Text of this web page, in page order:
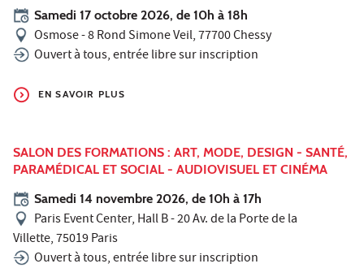
Samedi 17 octobre 2026, de 10h à 18h
Osmose - 8 Rond Simone Veil, 77700 Chessy
Ouvert à tous, entrée libre sur inscription
EN SAVOIR PLUS
SALON DES FORMATIONS : ART, MODE, DESIGN - SANTÉ,
PARAMÉDICAL ET SOCIAL - AUDIOVISUEL ET CINÉMA
Samedi 14 novembre 2026, de 10h à 17h
Paris Event Center, Hall B - 20 Av. de la Porte de la
Villette, 75019 Paris
Ouvert à tous, entrée libre sur inscription